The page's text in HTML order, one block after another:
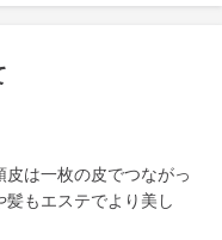
は一枚の皮でつながっ
もエステでより美し